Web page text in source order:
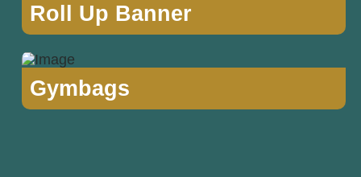
Roll Up Banner
Gymbags